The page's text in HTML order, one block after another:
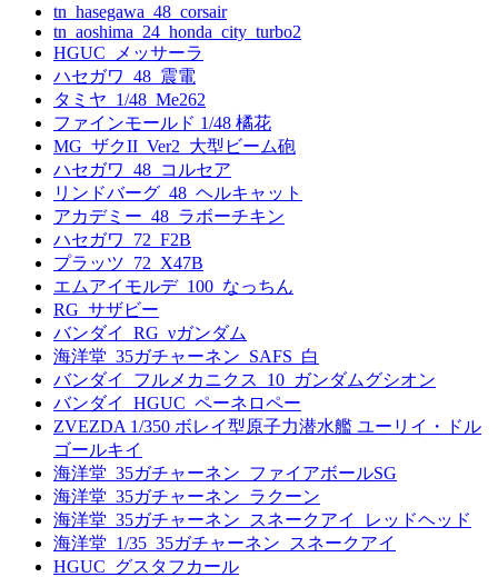
tn_hasegawa_48_corsair
tn_aoshima_24_honda_city_turbo2
HGUC_メッサーラ
ハセガワ_48_震電
タミヤ_1/48_Me262
ファインモールド 1/48 橘花
MG_ザクII_Ver2_大型ビーム砲
ハセガワ_48_コルセア
リンドバーグ_48_ヘルキャット
アカデミー_48_ラボーチキン
ハセガワ_72_F2B
プラッツ_72_X47B
エムアイモルデ_100_なっちん
RG_サザビー
バンダイ_RG_νガンダム
海洋堂_35ガチャーネン_SAFS_白
バンダイ_フルメカニクス_10_ガンダムグシオン
バンダイ_HGUC_ペーネロペー
ZVEZDA 1/350 ボレイ型原子力潜水艦 ユーリイ・ドル
ゴールキイ
海洋堂_35ガチャーネン_ファイアボールSG
海洋堂_35ガチャーネン_ラクーン
海洋堂_35ガチャーネン_スネークアイ_レッドヘッド
海洋堂_1/35_35ガチャーネン_スネークアイ
HGUC_グスタフカール